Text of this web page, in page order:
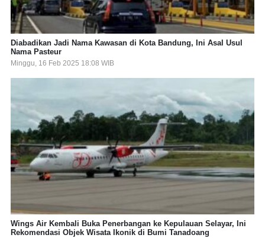
Diabadikan Jadi Nama Kawasan di Kota Bandung, Ini Asal Usul
Nama Pasteur
Minggu, 16 Feb 2025 18:08 WIB
Wings Air Kembali Buka Penerbangan ke Kepulauan Selayar, Ini
Rekomendasi Objek Wisata Ikonik di Bumi Tanadoang